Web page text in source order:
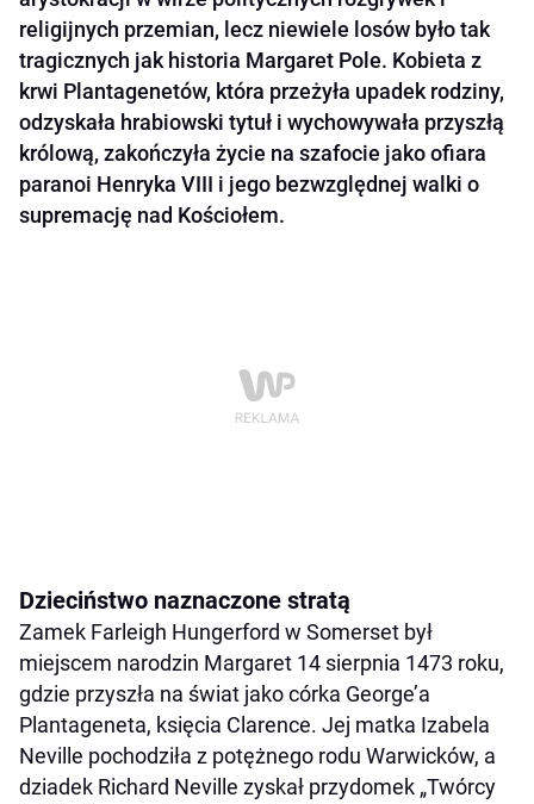
religijnych przemian, lecz niewiele losów było tak
tragicznych jak historia Margaret Pole. Kobieta z
krwi Plantagenetów, która przeżyła upadek rodziny,
odzyskała hrabiowski tytuł i wychowywała przyszłą
królową, zakończyła życie na szafocie jako ofiara
paranoi Henryka VIII i jego bezwzględnej walki o
supremację nad Kościołem.
Dzieciństwo naznaczone stratą
Zamek Farleigh Hungerford w Somerset był
miejscem narodzin Margaret 14 sierpnia 1473 roku,
gdzie przyszła na świat jako córka George’a
Plantageneta, księcia Clarence. Jej matka Izabela
Neville pochodziła z potężnego rodu Warwicków, a
dziadek Richard Neville zyskał przydomek „Twórcy